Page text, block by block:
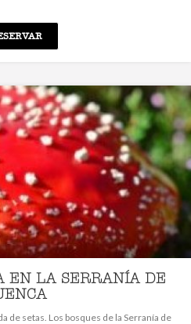
EN LA SERRANÍA DE
de setas. Los bosques de la Serranía de